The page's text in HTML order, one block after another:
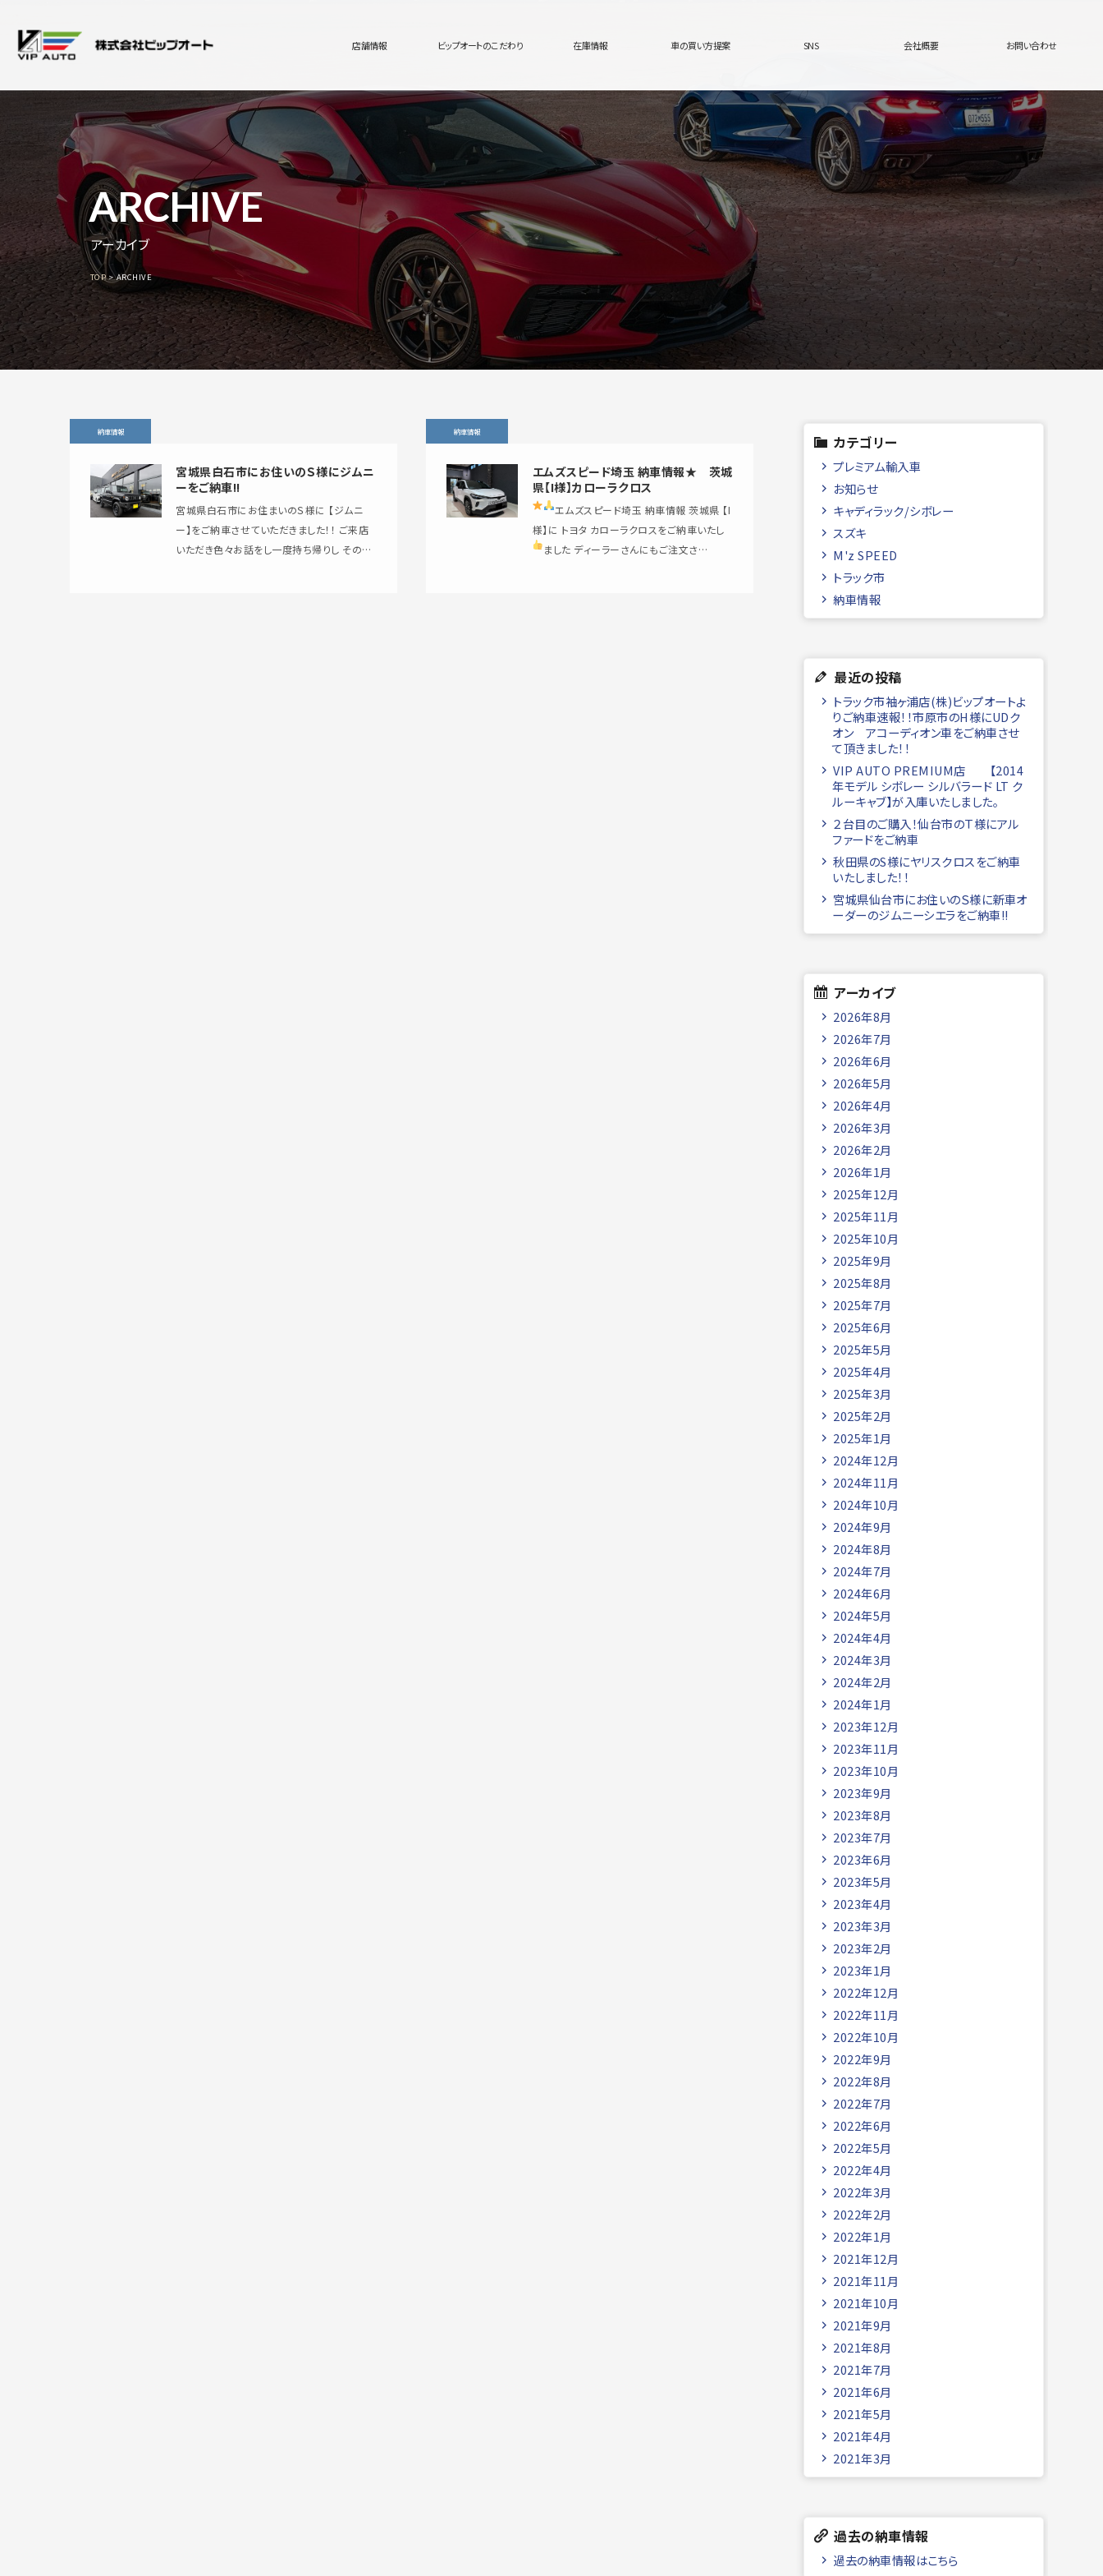
店舗情報 ビップオートのこだわり 在庫情報 車の買い方提案 SNS 会社概要 お問い合わせ
ARCHIVE
アーカイブ
TOP ARCHIVE
納車情報
宮城県白石市にお住いのＳ様にジムニ
ーをご納車!!
宮城県白石市にお住まいのＳ様に 【ジムニ
ー】をご納車させていただきました！！ ご来店
いただき色々お話をし一度持ち帰りし その日
納車情報
エムズスピード埼玉 納車情報★ 茨城
県【I様】カローラクロス
エムズスピード埼玉 納車情報 茨城県 【I
様】に トヨタ カローラクロスをご納車いたし
ました ディーラーさんにもご注文さ…
カテゴリー
プレミアム輸入車
お知らせ
キャディラック/シボレー
スズキ
M'z SPEED
トラック市
納車情報
最近の投稿
トラック市袖ヶ浦店(株)ビップオートよ
りご納車速報！！市原市のH様にUDク
オン アコーディオン車をご納車させ
て頂きました！！
VIP AUTO PREMIUM店 【2014
年モデル シボレー シルバラード LT ク
ルーキャブ】が入庫いたしました。
２台目のご購入！仙台市のＴ様にアル
ファードをご納車
秋田県のS様にヤリスクロスをご納車
いたしました！！
宮城県仙台市にお住いのＳ様に新車オ
ーダーのジムニーシエラをご納車!!
アーカイブ
2026年8月
2026年7月
2026年6月
2026年5月
2026年4月
2026年3月
2026年2月
2026年1月
2025年12月
2025年11月
2025年10月
2025年9月
2025年8月
2025年7月
2025年6月
2025年5月
2025年4月
2025年3月
2025年2月
2025年1月
2024年12月
2024年11月
2024年10月
2024年9月
2024年8月
2024年7月
2024年6月
2024年5月
2024年4月
2024年3月
2024年2月
2024年1月
2023年12月
2023年11月
2023年10月
2023年9月
2023年8月
2023年7月
2023年6月
2023年5月
2023年4月
2023年3月
2023年2月
2023年1月
2022年12月
2022年11月
2022年10月
2022年9月
2022年8月
2022年7月
2022年6月
2022年5月
2022年4月
2022年3月
2022年2月
2022年1月
2021年12月
2021年11月
2021年10月
2021年9月
2021年8月
2021年7月
2021年6月
2021年5月
2021年4月
2021年3月
過去の納車情報
過去の納車情報はこちら